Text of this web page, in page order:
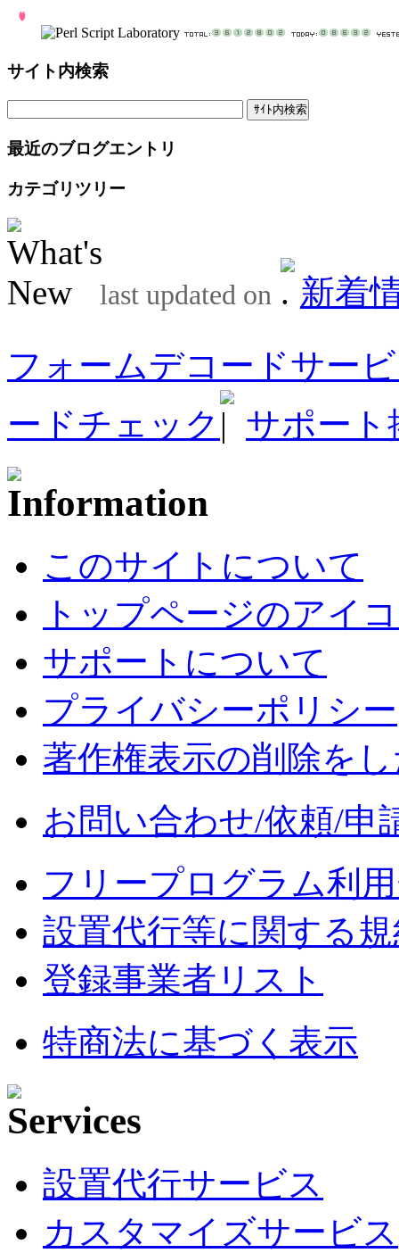
サイト内検索
最近のブログエントリ
カテゴリツリー
last updated on
新着
フォームデコードサー
ードチェック
サポート
このサイトについて
トップページのアイ
サポートについて
プライバシーポリシー
著作権表示の削除を
お問い合わせ/依頼/申
フリープログラム利
設置代行等に関する
登録事業者リスト
特商法に基づく表示
設置代行サービス
カスタマイズサービス